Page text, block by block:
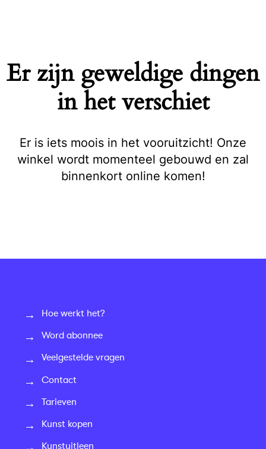
Er zijn geweldige dingen
in het verschiet
Er is iets moois in het vooruitzicht! Onze
winkel wordt momenteel gebouwd en zal
binnenkort online komen!
Hoe werkt het?
Word abonnee
Veelgestelde vragen
Contact
Tarieven
Kunst kopen
Kunstuitleen